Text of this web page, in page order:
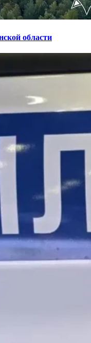
области